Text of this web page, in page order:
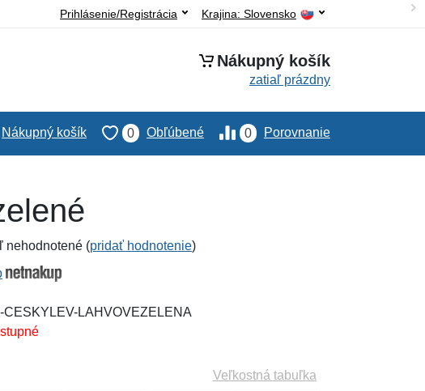
Krajina: Slovensko
Prihlásenie/Registrácia
Nákupný košík
zatiaľ prázdny
0 Porovnanie
0 Obľúbené
Nákupný košík
nehodnotené (pridať hodnotenie)
CESKYLEV-LAHVOVEZELENA
Veľkostná tabuľka